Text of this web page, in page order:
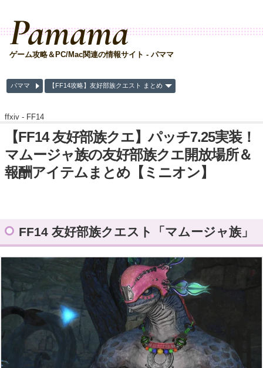
Pamama
ゲーム攻略＆PC/Mac関連の情報サイト - パママ
パママ 【FF14攻略】友好部族クエスト まとめ
ffxiv - FF14
【FF14 友好部族クエ】パッチ7.25実装！
マムージャ族の友好部族クエ開放場所＆
報酬アイテムまとめ【ミニオン】
FF14 友好部族クエスト「マムージャ族」